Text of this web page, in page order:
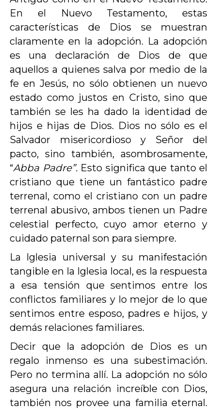
En el Nuevo Testamento, estas
características de Dios se muestran
claramente en la adopción. La adopción
es una declaración de Dios de que
aquellos a quienes salva por medio de la
fe en Jesús, no sólo obtienen un nuevo
estado como justos en Cristo, sino que
también se les ha dado la identidad de
hijos e hijas de Dios. Dios no sólo es el
Salvador misericordioso y Señor del
pacto, sino también, asombrosamente,
“Abba Padre”. Esto significa que tanto el
cristiano que tiene un fantástico padre
terrenal, como el cristiano con un padre
terrenal abusivo, ambos tienen un Padre
celestial perfecto, cuyo amor eterno y
cuidado paternal son para siempre.
La Iglesia universal y su manifestación
tangible en la Iglesia local, es la respuesta
a esa tensión que sentimos entre los
conflictos familiares y lo mejor de lo que
sentimos entre esposo, padres e hijos, y
demás relaciones familiares.
Decir que la adopción de Dios es un
regalo inmenso es una subestimación.
Pero no termina allí. La adopción no sólo
asegura una relación increíble con Dios,
también nos provee una familia eternal.